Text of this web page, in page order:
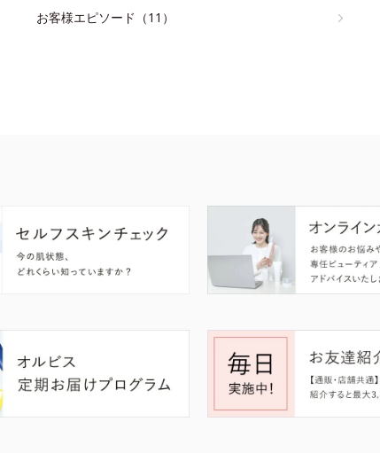
お客様エピソード（11）